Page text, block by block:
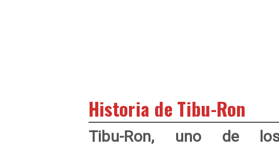
Historia de Tibu-Ron
Tibu-Ron, uno de